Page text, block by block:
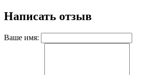
Написать отзыв
Ваше имя: